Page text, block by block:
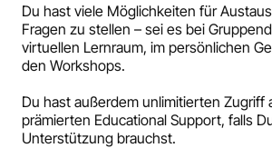
Du hast viele Möglichkeiten für
Fragen zu stellen – sei es bei
virtuellen Lernraum, im persönlichen
den Workshops.
Du hast außerdem unlimitierten Zugriff
prämierten Educational Support, falls
Unterstützung brauchst.